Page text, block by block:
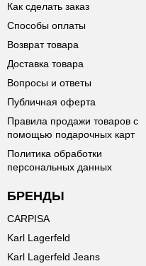
Как сделать заказ
Способы оплаты
Возврат товара
Доставка товара
Вопросы и ответы
Публичная оферта
Правила продажи товаров с
помощью подарочных карт
Политика обработки
персональных данных
БРЕНДЫ
CARPISA
Karl Lagerfeld
Karl Lagerfeld Jeans